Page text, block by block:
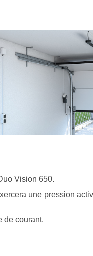
Vision 650.
une pression
de courant.